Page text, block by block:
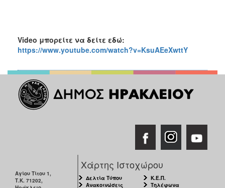
Video μπορείτε να δείτε εδώ:
https://www.youtube.com/watch?v=KsuAEeXwttY
Αγίου Τίτου 1,
Τ.Κ. 71202,
Χάρτης Ιστοχώρου
Δελτία Τύπου
Ανακοινώσεις
Κ.Ε.Π.
Τηλέφωνα